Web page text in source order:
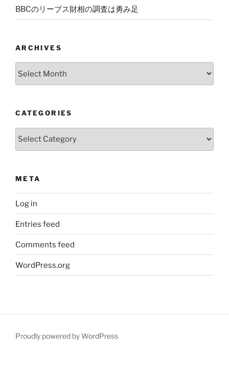
BBCのリーブス財相の調査は勇み足
ARCHIVES
CATEGORIES
Categories
META
Log in
Entries feed
Comments feed
WordPress.org
Proudly powered by WordPress